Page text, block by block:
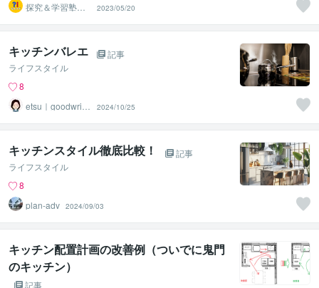
探究＆学習塾｜
なぜラボ
2023/05/20
キッチンバレエ
記事
ライフスタイル
8
etsu｜goodwritin
2024/10/25
キッチンスタイル徹底比較！
記事
ライフスタイル
8
plan‐adv 2024/09/03
キッチン配置計画の改善例（ついでに鬼門
のキッチン）
記事